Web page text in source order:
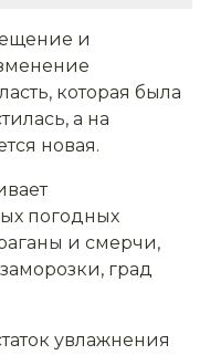
и
которая была
а на
новая.
погодных
и смерчи,
град
увлажнения